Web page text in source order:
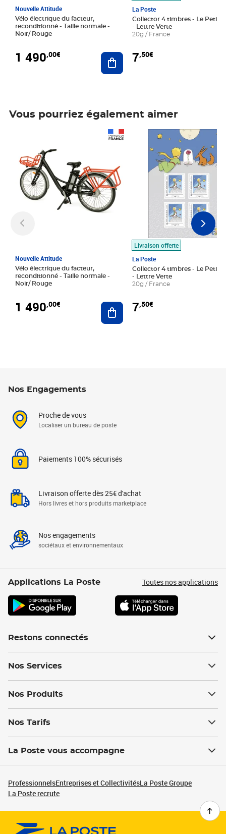
Nouvelle Attitude
Vélo électrique du facteur,
reconditionné - Taille normale -
Noir/ Rouge
1 490,00€ Ajouter au panier
La Poste
Collector 4 timbres - Le Petit
- Lettre Verte
20g / France
7,50€
Vous pourriez également aimer
Nouvelle Attitude
Vélo électrique du facteur,
reconditionné - Taille normale -
Noir/ Rouge
1 490,00€ Ajouter au panier
Livraison offerte
La Poste
Collector 4 timbres - Le Petit
- Lettre Verte
20g / France
7,50€
Prix 7,50€
Nos Engagements
Proche de vous
Localiser un bureau de poste
Paiements 100% sécurisés
Livraison offerte dès 25€ d'achat
Hors livres et hors produits marketplace
Nos engagements
sociétaux et environnementaux
Applications La Poste Toutes nos applications
Restons connectés
Nos Services
Nos Produits
Nos Tarifs
La Poste vous accompagne
ProfessionnelsEntreprises et CollectivitésLa Poste Groupe
La Poste recrute